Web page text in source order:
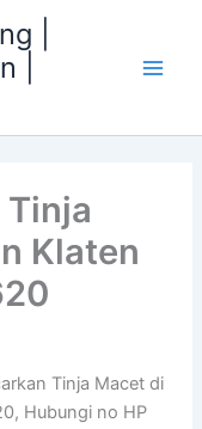
|
|
Klaten
Tinja Macet di
Hubungi no HP